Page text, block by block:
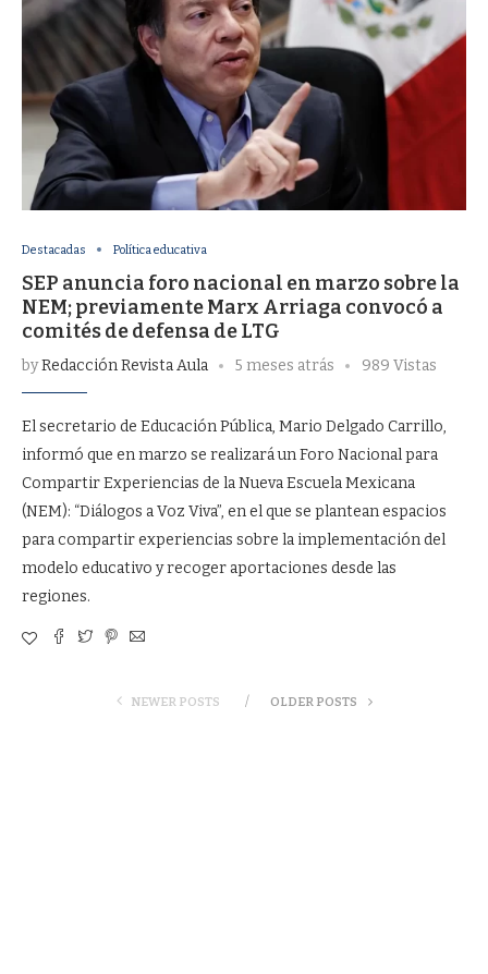
Destacadas Política educativa
SEP anuncia foro nacional en marzo sobre la
NEM; previamente Marx Arriaga convocó a
comités de defensa de LTG
byRedacción Revista Aula 5 meses atrás 989 Vistas
El secretario de Educación Pública, Mario Delgado Carrillo,
informó que en marzo se realizará un Foro Nacional para
Compartir Experiencias de la Nueva Escuela Mexicana
(NEM): “Diálogos a Voz Viva”, en el que se plantean espacios
para compartir experiencias sobre la implementación del
modelo educativo y recoger aportaciones desde las
regiones.
NEWER POSTS OLDER POSTS